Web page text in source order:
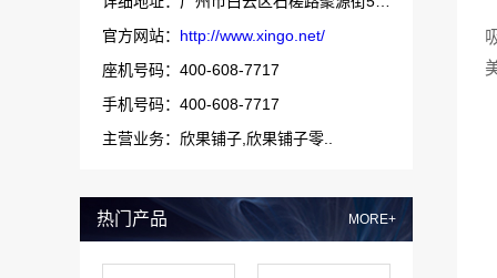
官方网站： http://www.xingo.net/
座机号码：400-608-7717
手机号码：400-608-7717
主营业务：欣果铺子,欣果铺子零..
热门产品 MORE+